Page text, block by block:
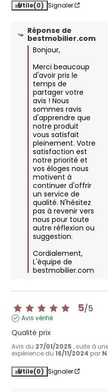
Utile(0) Signaler
Réponse de
bestmobilier.com
Bonjour,
Merci beaucoup
d'avoir pris le
temps de
partager votre
avis ! Nous
sommes ravis
d'apprendre que
notre produit
vous satisfait
pleinement. Votre
satisfaction est
notre priorité et
vos éloges nous
motivent à
continuer d'offrir
un service de
qualité. N'hésitez
pas à revenir vers
nous pour toute
autre réflexion ou
suggestion.
Cordialement,
L'équipe de
bestmobilier.com
5/5
Avis vérifié
Qualité prix
Avis du 27/01/2025 , suite à
expérience du16/11/2024 par
Utile(0) Signaler